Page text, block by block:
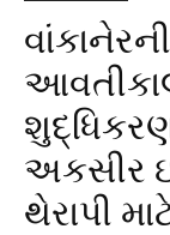
અકસીર
થેરાપી